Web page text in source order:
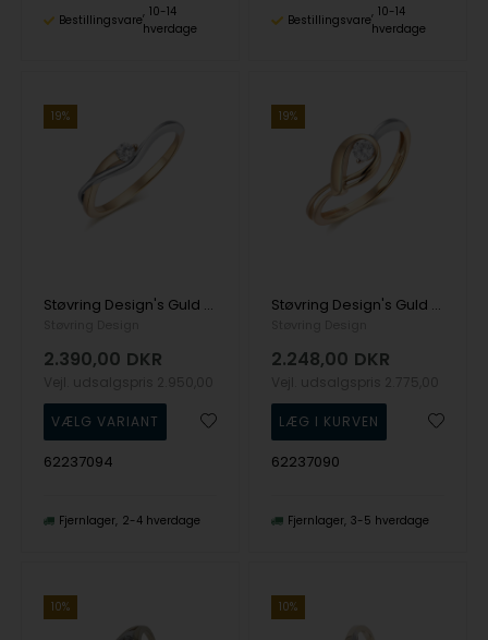
Bestillingsvare
10-14
hverdage
Bestillingsvare
10-14
hverdage
19%
Støvring Design's Guld ring
2.390,00 DKR
62237094
Fjernlager 2-4 hverdage
19%
Støvring Design's Guld ring
2.248,00 DKR
62237090
Fjernlager 3-5 hverdage
10% 10%